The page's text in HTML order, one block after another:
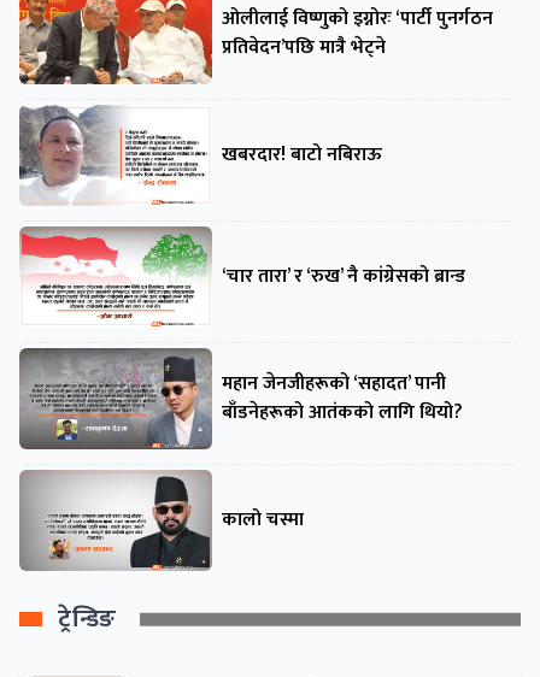
ओलीलाई विष्णुको इग्नोरः ‘पार्टी पुनर्गठन
प्रतिवेदन’पछि मात्रै भेट्ने
खबरदार! बाटो नबिराऊ
‘चार तारा’ र ‘रुख’ नै कांग्रेसको ब्रान्ड
महान जेनजीहरूको ‘सहादत’ पानी
बाँडनेहरूको आतंकको लागि थियो?
कालो चस्मा
ट्रेन्डिङ